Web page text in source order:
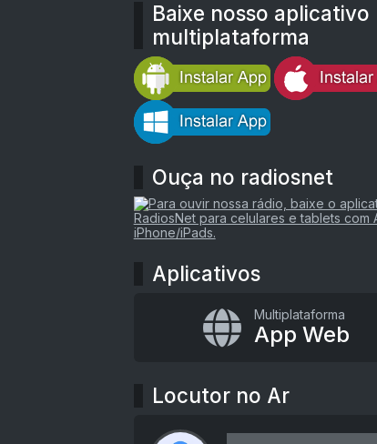
Baixe nosso aplicativo
multiplataforma
Ouça no radiosnet
Aplicativos
Multiplataforma
App Web
Locutor no Ar